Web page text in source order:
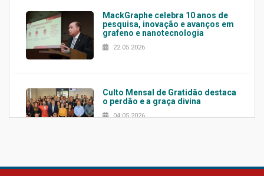
MackGraphe celebra 10 anos de
pesquisa, inovação e avanços em
grafeno e nanotecnologia
22.05.2026
Culto Mensal de Gratidão destaca
o perdão e a graça divina
04.05.2026
Confira como foi o culto mensal